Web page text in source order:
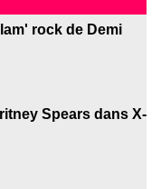
rock de Demi
Spears dans X-